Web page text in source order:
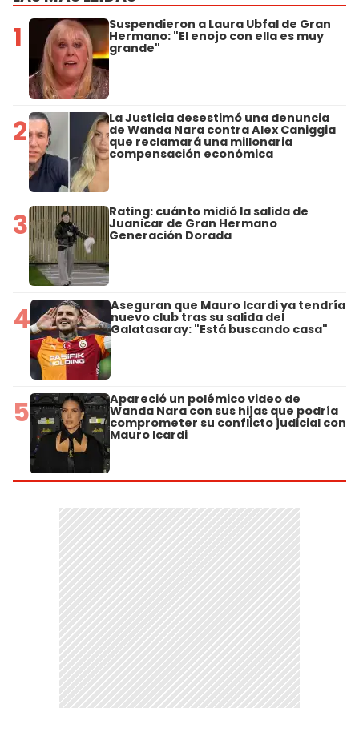
1 Suspendieron a Laura Ubfal de Gran
Hermano: "El enojo con ella es muy
grande"
2 La Justicia desestimó una denuncia
de Wanda Nara contra Alex Caniggia
que reclamará una millonaria
compensación económica
3 Rating: cuánto midió la salida de
Juanicar de Gran Hermano
Generación Dorada
4 Aseguran que Mauro Icardi ya tendría
nuevo club tras su salida del
Galatasaray: "Está buscando casa"
5 Apareció un polémico video de
Wanda Nara con sus hijas que podría
comprometer su conflicto judicial con
Mauro Icardi